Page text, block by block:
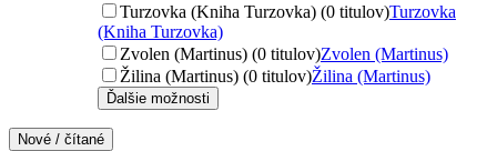
Turzovka (Kniha Turzovka) (0 titulov)Turzovka
(Kniha Turzovka)
Zvolen (Martinus) (0 titulov)Zvolen (Martinus)
Žilina (Martinus) (0 titulov)Žilina (Martinus)
Ďalšie možnosti
Nové / čítané